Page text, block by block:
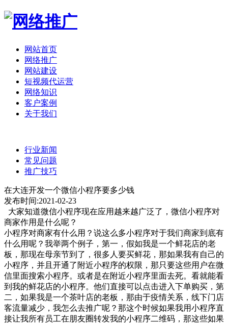
网站首页
网络推广
网站建设
短视频代运营
网络知识
客户案例
关于我们
行业新闻
常见问题
推广技巧
在大连开发一个微信小程序要多少钱
发布时间:2021-02-23
大家知道微信小程序现在应用越来越广泛了，微信小程序对
商家作用是什么呢？
小程序对商家有什么用？说这么多小程序对于我们商家到底有
什么用呢？我举两个例子，第一，假如我是一个鲜花店的老
板，那现在母亲节到了，很多人要买鲜花，那如果我有自己的
小程序，并且开通了附近小程序的权限，那只要这些用户在微
信里面搜索小程序。或者是在附近小程序里面去死。看就能看
到我的鲜花店的小程序。他们直接可以点击进入下单购买，第
二，如果我是一个茶叶店的老板，那由于疫情关系，线下门店
客流量减少，我怎么去推广呢？那这个时候如果我用小程序直
接让我所有员工在朋友圈转发我的小程序二维码，那这些如果